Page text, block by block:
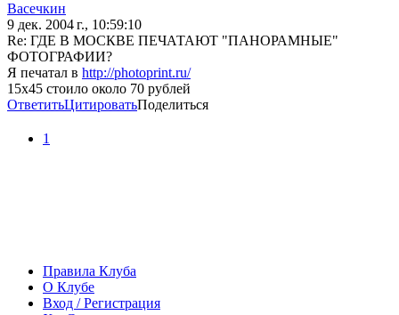
Васечкин
9 дек. 2004 г., 10:59:10
Re: ГДЕ В МОСКВЕ ПЕЧАТАЮТ "ПАНОРАМНЫЕ"
ФОТОГРАФИИ?
Я печатал в http://photoprint.ru/
15х45 стоило около 70 рублей
ОтветитьЦитироватьПоделиться
1
Правила Клуба
О Клубе
Вход / Регистрация